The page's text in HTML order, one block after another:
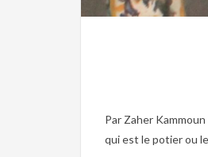
Par Zaher
qui est le potier ou